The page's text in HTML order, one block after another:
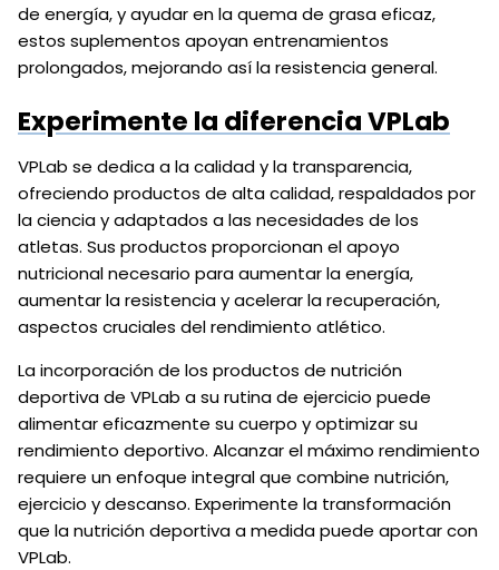
de energía, y ayudar en la quema de grasa eficaz,
estos suplementos apoyan entrenamientos
prolongados, mejorando así la resistencia general.
Experimente la diferencia VPLab
VPLab se dedica a la calidad y la transparencia,
ofreciendo productos de alta calidad, respaldados por
la ciencia y adaptados a las necesidades de los
atletas. Sus productos proporcionan el apoyo
nutricional necesario para aumentar la energía,
aumentar la resistencia y acelerar la recuperación,
aspectos cruciales del rendimiento atlético.
La incorporación de los productos de nutrición
deportiva de VPLab a su rutina de ejercicio puede
alimentar eficazmente su cuerpo y optimizar su
rendimiento deportivo. Alcanzar el máximo rendimiento
requiere un enfoque integral que combine nutrición,
ejercicio y descanso. Experimente la transformación
que la nutrición deportiva a medida puede aportar con
VPLab.